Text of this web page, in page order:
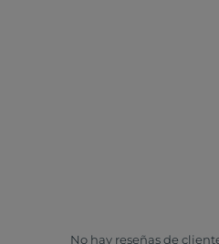
No hay reseñas de